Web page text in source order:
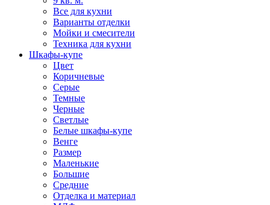
Все для кухни
Варианты отделки
Мойки и смесители
Техника для кухни
Шкафы-купе
Цвет
Коричневые
Серые
Темные
Черные
Светлые
Белые шкафы-купе
Венге
Размер
Маленькие
Большие
Средние
Отделка и материал